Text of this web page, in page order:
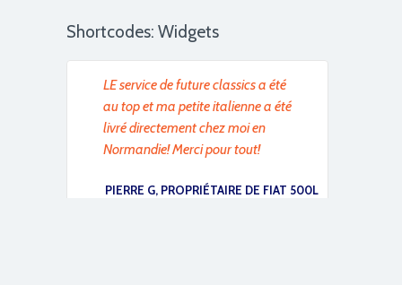
Shortcodes: Widgets
LE service de future classics a été
au top et ma petite italienne a été
livré directement chez moi en
Normandie! Merci pour tout!
PIERRE G, PROPRIÉTAIRE DE FIAT 500L